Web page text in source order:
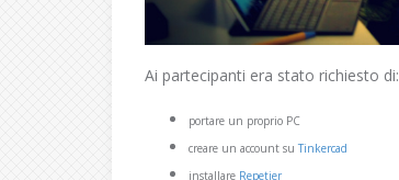
Ai partecipanti era stato richiesto di:
portare un proprio PC
creare un account su Tinkercad
installare Repetier